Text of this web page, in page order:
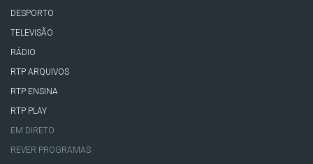
DESPORTO
TELEVISÃO
RÁDIO
RTP ARQUIVOS
RTP ENSINA
RTP PLAY
EM DIRETO
REVER PROGRAMAS